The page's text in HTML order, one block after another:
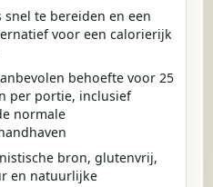
snel te bereiden en een
voor een calorierijk
behoefte voor 25
per portie, inclusief
normale
bron, glutenvrij,
en natuurlijke